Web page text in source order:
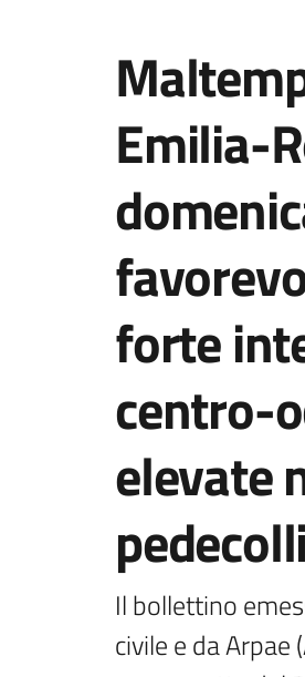
Emilia-
forte
centro-
elevate
Il bollettino
civile e da